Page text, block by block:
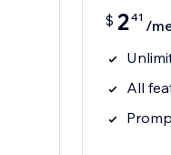
$ 241 /
All